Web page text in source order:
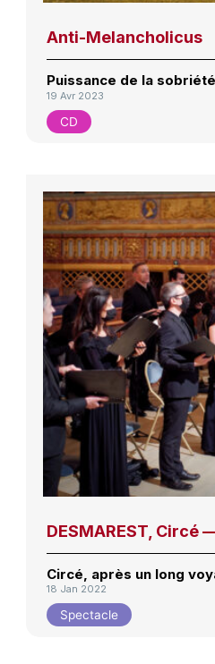
Anti-Melancholicus
Puissance de la sobriété
19 Avr 2023
CD
DESMAREST, Circé
Circé, après un long
18 Jan 2022
Spectacle